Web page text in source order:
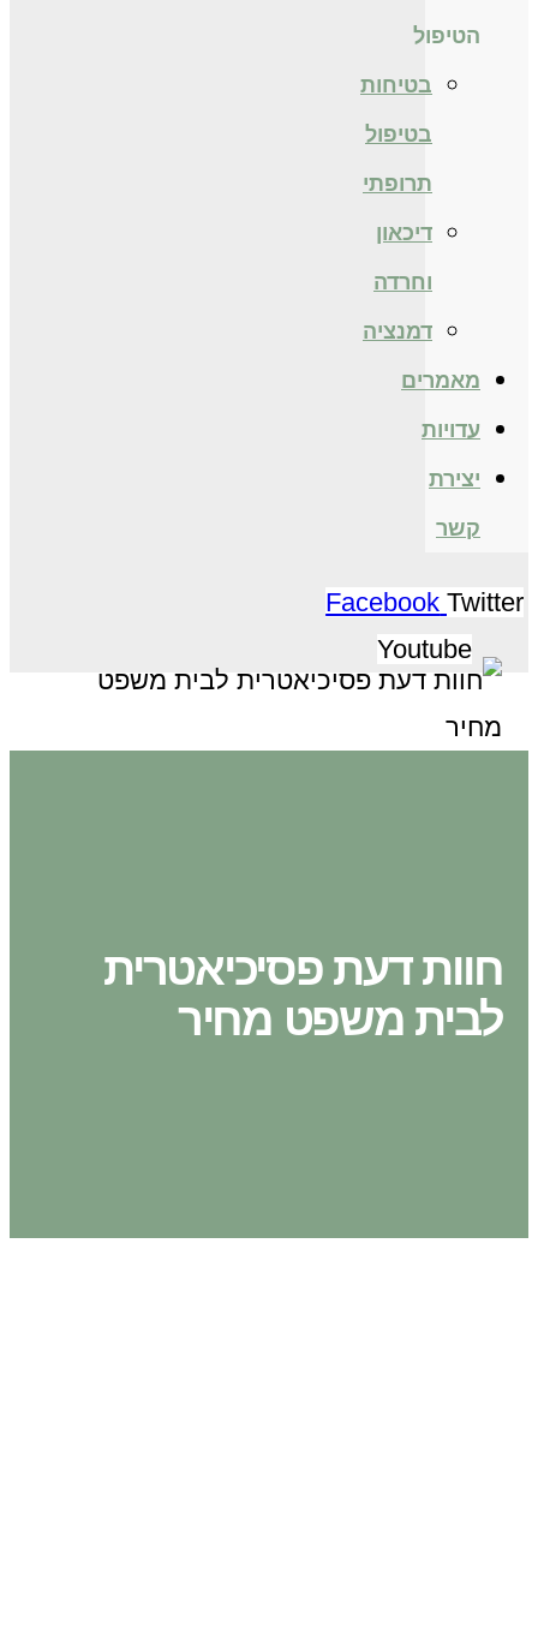
הטיפול
בטיחות
בטיפול
תרופתי
דיכאון
וחרדה
דמנציה
מאמרים
עדויות
יצירת
קשר
Facebook Twitter
Youtube
חוות דעת פסיכיאטרית
לבית משפט מחיר